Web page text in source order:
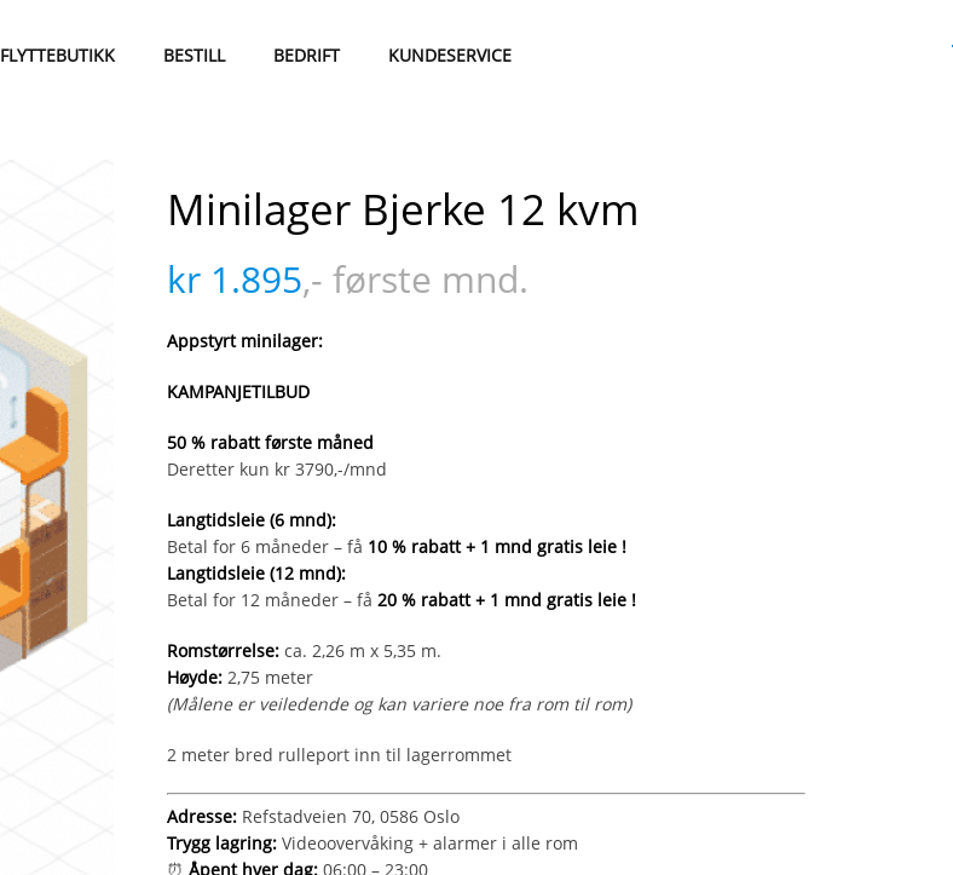
FLYTTEBUTIKK BESTILL BEDRIFT KUNDESERVICE
Minilager Bjerke 12 kvm
kr 1.895,- første mnd.
Appstyrt minilager:
KAMPANJETILBUD
50 % rabatt første måned
Deretter kun kr 3790,-/mnd
Langtidsleie (6 mnd):
Betal for 6 måneder – få 10 % rabatt + 1 mnd gratis leie !
Langtidsleie (12 mnd):
Betal for 12 måneder – få 20 % rabatt + 1 mnd gratis leie !
Romstørrelse: ca. 2,26 m x 5,35 m.
Høyde: 2,75 meter
(Målene er veiledende og kan variere noe fra rom til rom)
2 meter bred rulleport inn til lagerrommet
Adresse: Refstadveien 70, 0586 Oslo
Trygg lagring: Videoovervåking + alarmer i alle rom
⏰ Åpent hver dag: 06:00 – 23:00